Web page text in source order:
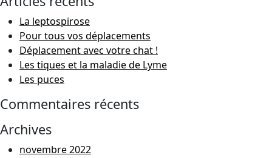
La leptospirose
Pour tous vos déplacements
Déplacement avec votre chat !
Les tiques et la maladie de Lyme
Les puces
Commentaires récents
Archives
novembre 2022